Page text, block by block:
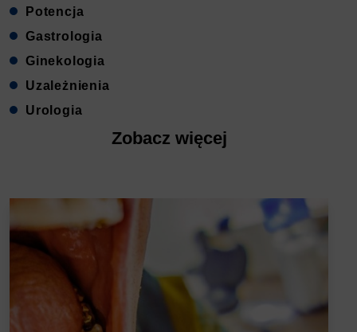
Potencja
Gastrologia
Ginekologia
Uzależnienia
Urologia
Zobacz więcej